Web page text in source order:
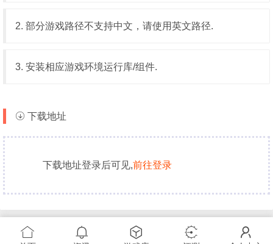
2. 部分游戏路径不支持中文，请使用英文路径.
3. 安装相应游戏环境运行库/组件.
下载地址
下载地址登录后可见,前往登录